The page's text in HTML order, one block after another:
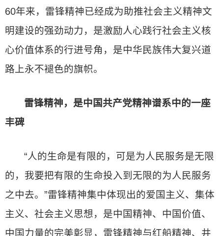
60年来，雷锋精神已经成为助推社会主义精神文
明建设的强劲动力，是激励人心践行社会主义核
心价值体系的行进号角，是中华民族伟大复兴道
路上永不褪色的旗帜。
雷锋精神，是中国共产党精神谱系中的一座
丰碑
“人的生命是有限的，可是为人民服务是无限
的，我要把有限的生命投入到无限的为人民服务
之中去。”雷锋精神集中体现出的爱国主义、集体
主义、社会主义思想，是中国精神、中国价值、
中国力量的完美彰显，雷锋精神与红船精神、井